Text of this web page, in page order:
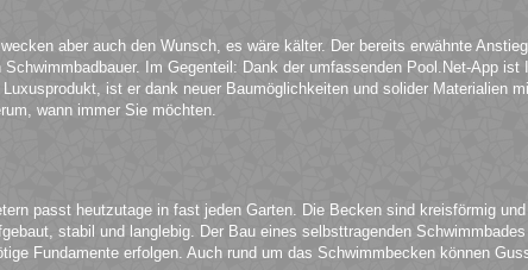
aber auch den Wunsch, es wäre kälter. Der bereits erwähnte
Im Gegenteil: Dank der umfassenden Pool.Net-App
ist er dank neuer Baumöglichkeiten und solider Materialien
wann immer Sie möchten.
passt heutzutage in fast jeden Garten. Die Becken sind kreisförmig
stabil und langlebig. Der Bau eines selbsttragenden
Fundamente erfolgen. Auch rund um das Schwimmbecken können